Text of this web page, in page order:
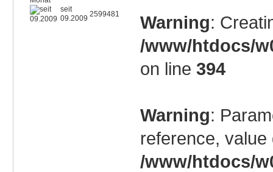
seit
09.2009 2599481 Warning:
/www/htdocs/
on line 394
Warning:
reference, value
/www/htdocs/